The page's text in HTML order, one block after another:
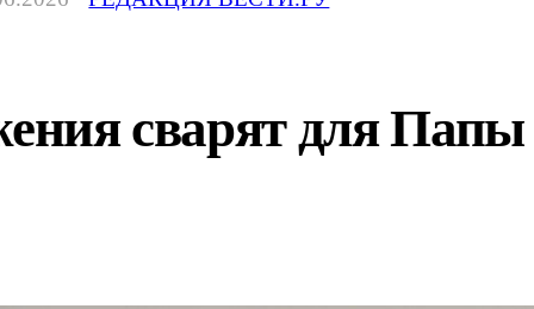
сварят для